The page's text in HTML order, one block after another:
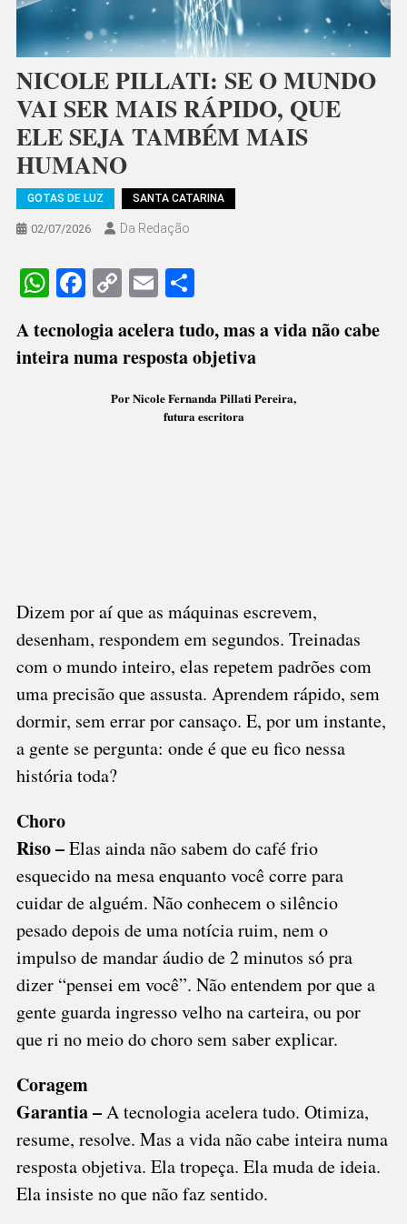
NICOLE PILLATI: SE O MUNDO
VAI SER MAIS RÁPIDO, QUE
ELE SEJA TAMBÉM MAIS
HUMANO
GOTAS DE LUZ SANTA CATARINA
02/07/2026 Da Redação
WhatsApp
Facebook
CopyEmailShare
A tecnologia acelera tudo, mas a vida não cabe
inteira numa resposta objetiva
Por Nicole Fernanda Pillati Pereira,
futura escritora
Dizem por aí que as máquinas escrevem,
desenham, respondem em segundos. Treinadas
com o mundo inteiro, elas repetem padrões com
uma precisão que assusta. Aprendem rápido, sem
dormir, sem errar por cansaço. E, por um instante,
a gente se pergunta: onde é que eu fico nessa
história toda?
Choro
Riso –Elas ainda não sabem do café frio
esquecido na mesa enquanto você corre para
cuidar de alguém. Não conhecem o silêncio
pesado depois de uma notícia ruim, nem o
impulso de mandar áudio de 2 minutos só pra
dizer “pensei em você”. Não entendem por que a
gente guarda ingresso velho na carteira, ou por
que ri no meio do choro sem saber explicar.
Coragem
Garantia –A tecnologia acelera tudo. Otimiza,
resume, resolve. Mas a vida não cabe inteira numa
resposta objetiva. Ela tropeça. Ela muda de ideia.
Ela insiste no que não faz sentido.